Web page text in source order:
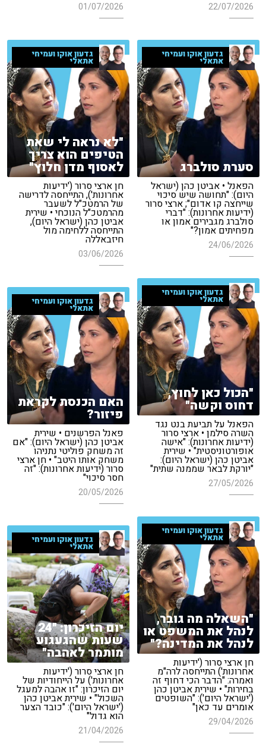
22/07/2026
01/07/2026
גדעון אוקו ועמיחי
אתאלי
סערת סולברג
הפאנל • אביטן כהן (ישראל
היום): "תחושה שיש סיכוי
שייחצה קו אדום"; ארצי סרור
(ידיעות אחרונות): "דברי
סולברג מגבירים אמון או
מפחיתים אמון?"
24/06/2026
גדעון אוקו ועמיחי
אתאלי
"לא נראה לי שאת
הטיפים הוא צריך
לאסוף מדן חלוץ"
חן ארצי סרור ('ידיעות
אחרונות'), התייחסה לדרישה
של הרמטכ"ל לשעבר
מהרמטכ"ל הנוכחי • שירית
אביטן כהן (ישראל היום),
התייחסה ללחימה מול
חיזבאללה
03/06/2026
גדעון אוקו ועמיחי
אתאלי
"הכול כאן לחוץ,
דחוס וקשה"
הפאנל על תביעת בנט נגד
השרה סילמן • ארצי סרור
(ידיעות אחרונות): "אישה
אופורטוניסטית" • שירית
אביטן כהן (ישראל היום):
"יורקת לבאר שממנה שתית"
27/05/2026
גדעון אוקו ועמיחי
אתאלי
האם הכנסת לקראת
פיזור?
פאנל הפרשנים • שירית
אביטן כהן (ישראל היום): "אם
זה משחק פוליטי נתניהו
משחק אותו היטב" • חן ארצי
סרור (ידיעות אחרונות): "זה
חסר סיכוי"
20/05/2026
גדעון אוקו ועמיחי
אתאלי
"השאלה מה גובר,
לנהל את המשפט או
לנהל את המדינה?"
חן ארצי סרור ('ידיעות
אחרונות') התייחסה לרה"מ
ואמרה: "הדבר הכי דחוף זה
בחירות" • שירית אביטן כהן
('ישראל היום'): "השופטים
אומרים עד כאן"
29/04/2026
גדעון אוקו ועמיחי
אתאלי
יום הזיכרון: "24
שעות שהגעגוע
מותמר לאהבה"
חן ארצי סרור ('ידיעות
אחרונות') על הייחודיות של
יום הזיכרון: "זו אהבה למעגל
השכול" • שירית אביטן כהן
('ישראל היום'): "כובד הצער
הוא גדול"
21/04/2026